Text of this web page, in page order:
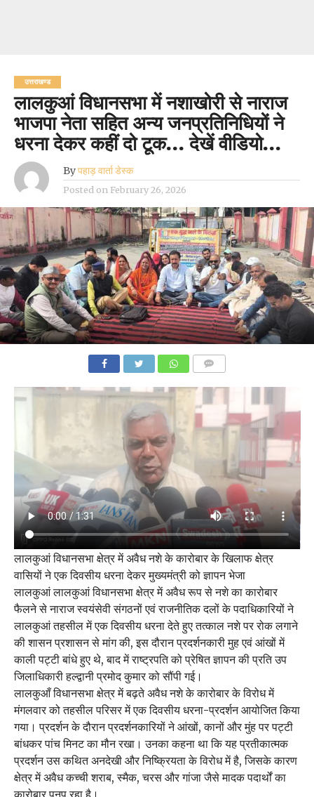
उत्तराखण्ड
लालकुआं विधानसभा में नशाखोरी से नाराज
भाजपा नेता सहित अन्य जनप्रतिनिधियों ने
धरना देकर कहीं दो टूक… देखें वीडियो…
Byपहाड़ वार्ता डेस्क
Posted on February 26, 2026
लालकुआं विधानसभा क्षेत्र में अवैध नशे के कारोबार के खिलाफ क्षेत्र
वासियों ने एक दिवसीय धरना देकर मुख्यमंत्री को ज्ञापन भेजा
लालकुआं लालकुआं विधानसभा क्षेत्र में अवैध रूप से नशे का कारोबार
फैलने से नाराज स्वयंसेवी संगठनों एवं राजनीतिक दलों के पदाधिकारियों ने
लालकुआं तहसील में एक दिवसीय धरना देते हुए तत्काल नशे पर रोक लगाने
की शासन प्रशासन से मांग की, इस दौरान प्रदर्शनकारी मुह एवं आंखों में
काली पट्टी बांधे हुए थे, बाद में राष्ट्रपति को प्रेषित ज्ञापन की प्रति उप
जिलाधिकारी हल्द्वानी प्रमोद कुमार को सौंपी गई।
लालकुआँ विधानसभा क्षेत्र में बढ़ते अवैध नशे के कारोबार के विरोध में
मंगलवार को तहसील परिसर में एक दिवसीय धरना-प्रदर्शन आयोजित किया
गया। प्रदर्शन के दौरान प्रदर्शनकारियों ने आंखों, कानों और मुंह पर पट्टी
बांधकर पांच मिनट का मौन रखा। उनका कहना था कि यह प्रतीकात्मक
प्रदर्शन उस कथित अनदेखी और निष्क्रियता के विरोध में है, जिसके कारण
क्षेत्र में अवैध कच्ची शराब, स्मैक, चरस और गांजा जैसे मादक पदार्थों का
कारोबार पनप रहा है।